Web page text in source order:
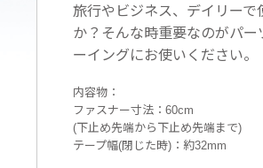
旅行やビジネス、デイリー
か？そんな時重要なのがパ
ーイングにお使いください。
内容物：
ファスナー寸法：60cm
(下止め先端から下止め先端まで)
テープ幅(閉じた時)：約32mm